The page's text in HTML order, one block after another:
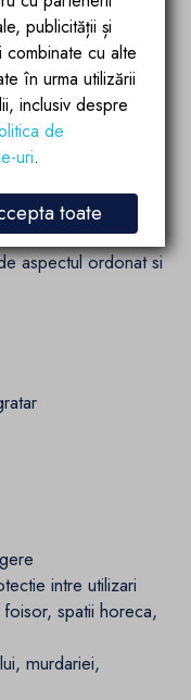
si versatil,
potriveste foarte
la
este amplasat
spatii private,
aspectul ordonat si
intre utilizari
spatii horeca,
murdariei,
publicității și
cu alte
în urma utilizării
inclusiv despre
de
uri.
toate